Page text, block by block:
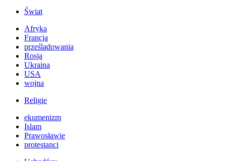
Świat
Afryka
Francja
prześladowania
Rosja
Ukraina
USA
wojna
Religie
ekumenizm
Islam
Prawosławie
protestanci